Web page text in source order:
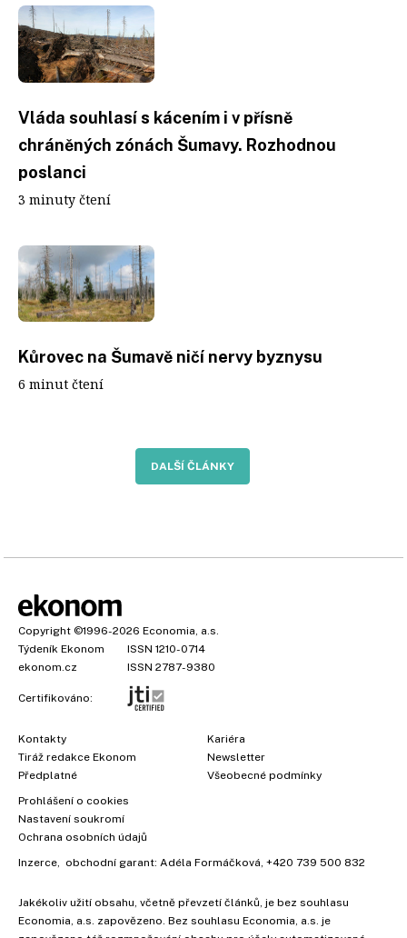
Vláda souhlasí s kácením i v přísně
chráněných zónách Šumavy. Rozhodnou
poslanci
3 minuty čtení
Kůrovec na Šumavě ničí nervy byznysu
6 minut čtení
DALŠÍ ČLÁNKY
Copyright ©1996-2026 Economia, a.s.
Týdeník Ekonom
ISSN 1210-0714
ekonom.cz
ISSN 2787-9380
Certifikováno:
Kontakty
Tiráž redakce Ekonom
Předplatné
Kariéra
Newsletter
Všeobecné podmínky
Prohlášení o cookies
Nastavení soukromí
Ochrana osobních údajů
Inzerce, obchodní garant: Adéla Formáčková, +420 739 500 832
Jakékoliv užití obsahu, včetně převzetí článků, je bez souhlasu
Economia, a.s. zapovězeno. Bez souhlasu Economia, a.s. je